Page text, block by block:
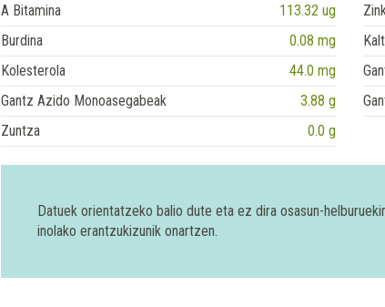
A Bitamina
113.32 ug
Burdina
0.08 mg
Kolesterola
44.0 mg
Gantz Azido Monoasegabeak
3.88 g
Zuntza
0.0 g
Datuek orientatzeko balio dute eta ez dira osasun-
inolako erantzukizunik onartzen.